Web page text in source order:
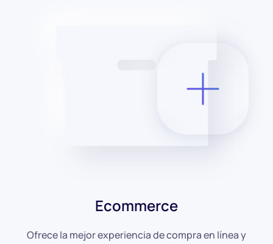
Ecommerce
Ofrece la mejor experiencia de compra en línea y